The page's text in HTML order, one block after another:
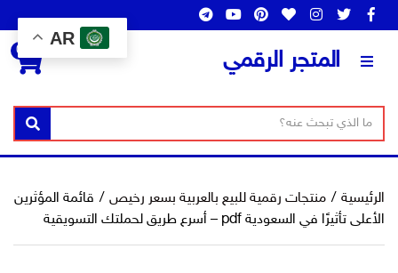
المتجر الرقمي
س
ا
ل
ص
ا
ب
ح
ث
بحث
0
الرئيسية / منتجات رقمية للبيع بالعربية بسعر رخيص / قائمة المؤثرين
الأعلى تأثيرًا في السعودية pdf – أسرع طريق لحملتك التسويقية
AR